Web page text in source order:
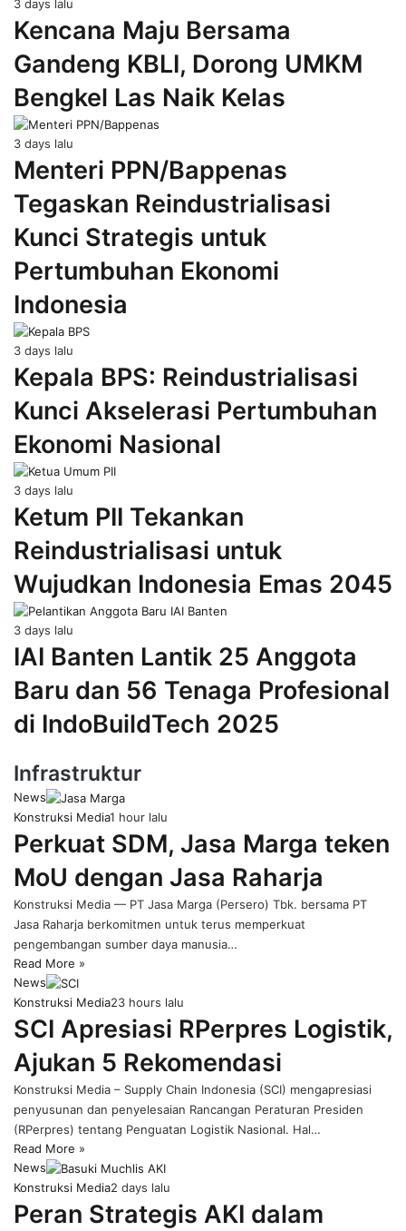
3 days lalu
Kencana Maju Bersama
Gandeng KBLI, Dorong UMKM
Bengkel Las Naik Kelas
3 days lalu
Menteri PPN/Bappenas
Tegaskan Reindustrialisasi
Kunci Strategis untuk
Pertumbuhan Ekonomi
Indonesia
3 days lalu
Kepala BPS: Reindustrialisasi
Kunci Akselerasi Pertumbuhan
Ekonomi Nasional
3 days lalu
Ketum PII Tekankan
Reindustrialisasi untuk
Wujudkan Indonesia Emas 2045
3 days lalu
IAI Banten Lantik 25 Anggota
Baru dan 56 Tenaga Profesional
di IndoBuildTech 2025
Infrastruktur
News
Konstruksi Media1 hour lalu
Perkuat SDM, Jasa Marga teken
MoU dengan Jasa Raharja
Konstruksi Media — PT Jasa Marga (Persero) Tbk. bersama PT
Jasa Raharja berkomitmen untuk terus memperkuat
pengembangan sumber daya manusia…
Read More »
News
Konstruksi Media23 hours lalu
SCI Apresiasi RPerpres Logistik,
Ajukan 5 Rekomendasi
Konstruksi Media – Supply Chain Indonesia (SCI) mengapresiasi
penyusunan dan penyelesaian Rancangan Peraturan Presiden
(RPerpres) tentang Penguatan Logistik Nasional. Hal…
Read More »
News
Konstruksi Media2 days lalu
Peran Strategis AKI dalam